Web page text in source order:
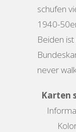
schufen
1940-
Beiden
never
Karten